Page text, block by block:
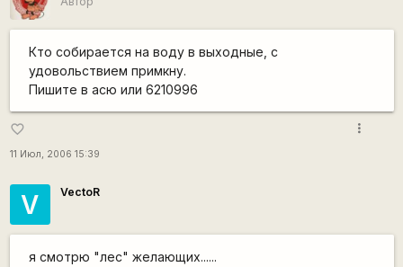
Кто собирается на воду в выходные, с
удовольствием примкну.
Пишите в асю или 6210996
favorite_border
11 Июл, 2006 15:39
more_vert
V VectoR
я смотрю "лес" желающих......